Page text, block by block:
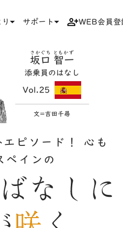
サポート WEB会員登
坂口 智一
さかぐち ともかず
添乗員のはなし
Vol.25
文=吉田千尋
エピソード！ 心も
ペインの